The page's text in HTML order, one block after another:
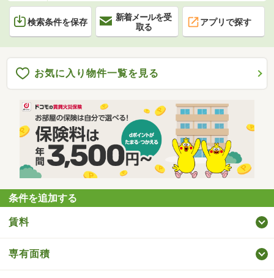
検索条件を保存
新着メールを受
取る
アプリで探す
お気に入り物件一覧を見る
条件を追加する
賃料
専有面積